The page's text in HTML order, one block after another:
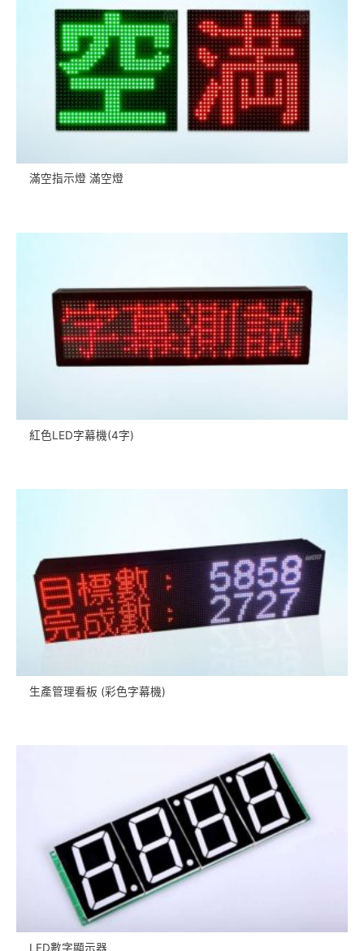
滿空指示燈 滿空燈
紅色LED字幕機(4字)
生產管理看板 (彩色字幕機)
LED數字顯示器